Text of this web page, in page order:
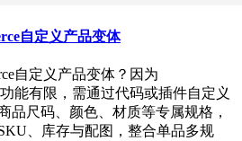
自定义产品变体
自定义产品变体？因为
功能有限，需通过代码或插件自定义
品尺码、颜色、材质等专属规格，
、库存与配图，整合单品多规